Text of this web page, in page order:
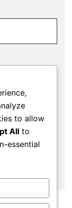
in thisto allow
All to
essential